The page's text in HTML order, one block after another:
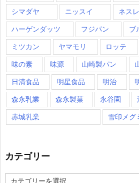
シマダヤ ニッスイ ネスレ
ハーゲンダッツ フジパン ブ
ミツカン ヤマモリ ロッテ
味の素 味源 山崎製パン
日清食品 明星食品 明治
森永乳業 森永製菓 永谷園
赤城乳業 雪印メグ
カテゴリー